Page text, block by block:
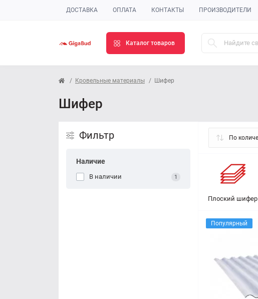
ДОСТАВКА ОПЛАТА КОНТАКТЫ ПРОИЗВОДИТЕЛИ
Каталог товаров
Кровельные материалы Шифер
Шифер
Фильтр
Наличие
В наличии 1
Плоский шифер
Популярный